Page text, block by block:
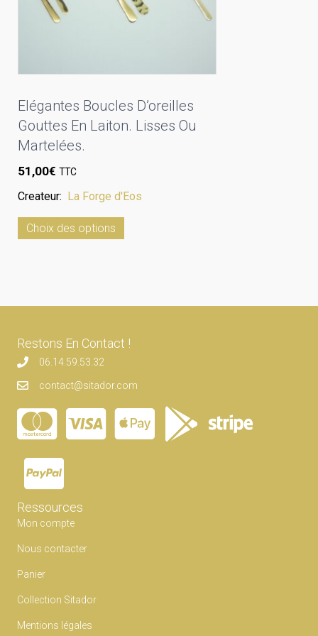
Elégantes Boucles D’oreilles
Gouttes En Laiton. Lisses Ou
Martelées.
51,00€ TTC
Createur: La Forge d'Eos
Choix des options
Ce
produit
options
être
sur
la
Restons En Contact !
06.14.59.53.32
contact@sitador.com
Ressources
Mon compte
Nous contacter
Panier
Collection Sitador
Mentions légales